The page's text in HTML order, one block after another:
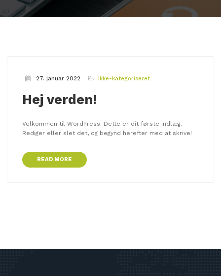
27. januar 2022 Ikke-kategoriseret
Hej verden!
Velkommen til WordPress. Dette er dit første indlæg.
Rediger eller slet det, og begynd herefter med at skrive!
READ MORE